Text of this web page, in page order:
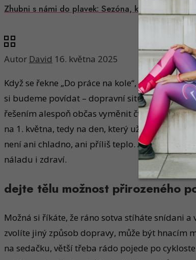
Zhubni s námi do plavek: Sezóna, která právě
Autor David 16. května 2025
Když se řekne „Do práce na kole“, někteří se
si budeme povídat – dopravní situace
řešením alespoň občas vyměnit čtyři kola za
na 1. května, tedy na den, který už byl ale to
není ani chladno, ani příliš teplo. A nejde o
náladu i zdraví.
dejte tělu možnost přirozeného
Možná si říkáte, že ráno sotva stíháte snídani
zvolíte jiný způsob dopravy, může být hnacím
na sedačku, větší třeba rádo pojede po